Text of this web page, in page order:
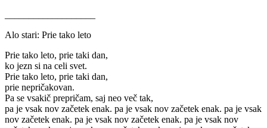
Alo stari: Prie tako leto
Prie tako leto, prie taki dan,
ko jezn si na celi svet.
Prie tako leto, prie taki dan,
prie nepričakovan.
Pa se vsakič prepričam, saj neo več tak,
pa je vsak nov začetek enak. pa je vsak nov začetek enak. pa je vsak
nov začetek enak. pa je vsak nov začetek enak. pa je vsak nov